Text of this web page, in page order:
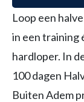
Loop een
in een training
hardloper. In
100 dagen
Buiten Adem